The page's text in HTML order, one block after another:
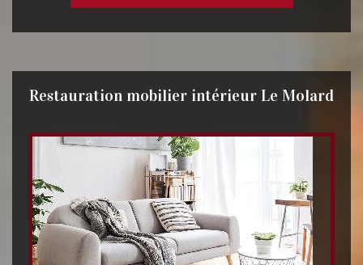
Restauration mobilier intérieur Le Molard